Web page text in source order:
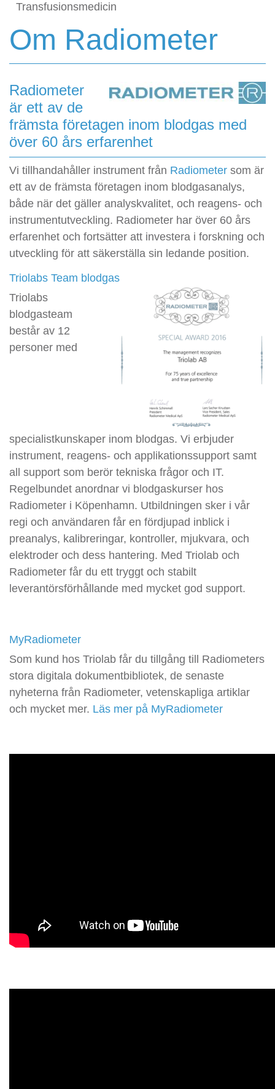
Transfusionsmedicin
Om Radiometer
Radiometer
är ett av de
främsta företagen inom blodgas med
över 60 års erfarenhet
Vi tillhandahåller instrument från Radiometer som är
ett av de främsta företagen inom blodgasanalys,
både när det gäller analyskvalitet, och reagens- och
instrumentutveckling. Radiometer har över 60 års
erfarenhet och fortsätter att investera i forskning och
utveckling för att säkerställa sin ledande position.
Triolabs Team blodgas
Triolabs
blodgasteam
består av 12
personer med
specialistkunskaper inom blodgas. Vi erbjuder
instrument, reagens- och applikationssupport samt
all support som berör tekniska frågor och IT.
Regelbundet anordnar vi blodgaskurser hos
Radiometer i Köpenhamn. Utbildningen sker i vår
regi och användaren får en fördjupad inblick i
preanalys, kalibreringar, kontroller, mjukvara, och
elektroder och dess hantering. Med Triolab och
Radiometer får du ett tryggt och stabilt
leverantörsförhållande med mycket god support.
MyRadiometer
Som kund hos Triolab får du tillgång till Radiometers
stora digitala dokumentbibliotek, de senaste
nyheterna från Radiometer, vetenskapliga artiklar
och mycket mer. Läs mer på MyRadiometer